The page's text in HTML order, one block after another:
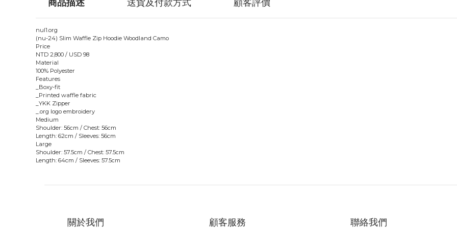
nul1.org
(nu-24) Slim Waffle Zip Hoodie Woodland Camo
Price
NTD 2,800 / USD 98
Material
100% Polyester
Features
_Boxy-fit
_Printed waffle fabric
_YKK Zipper
_.org logo embroidery
Medium
Shoulder: 56cm / Chest: 56cm
Length: 62cm / Sleeves: 56cm
Large
Shoulder: 57.5cm / Chest: 57.5cm
Length: 64cm / Sleeves: 57.5cm
關於我們 顧客服務 聯絡我們